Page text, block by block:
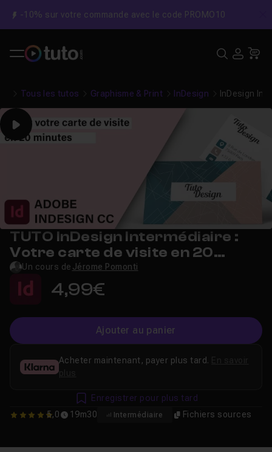
-10% sur votre commande avec le code PROMO10
Tous les tutos Graphisme & Print InDesign InDesign
Play
TUTO InDesign Intermédiaire :
Votre carte de visite en 20
minutes
Un cours de Jérome Pomonti
4,99€
Ajouter au panier
5 5,0 19m30 Intermédiaire Fichiers sources
Acheter maintenant, payer plus tard.
plus
Enregistrer pour plus tard